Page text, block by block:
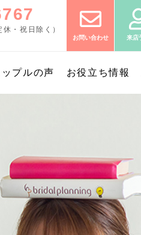
・祝日除く）
お問い合わせ 来店
プルの声 お役立ち情報